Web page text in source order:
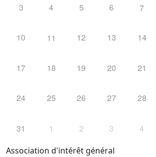
3 4 5 6 7
10 11 12 13 14
17 18 19 20 21
24 25 26 27 28
31 1 2 3 4
Association d'intérêt général